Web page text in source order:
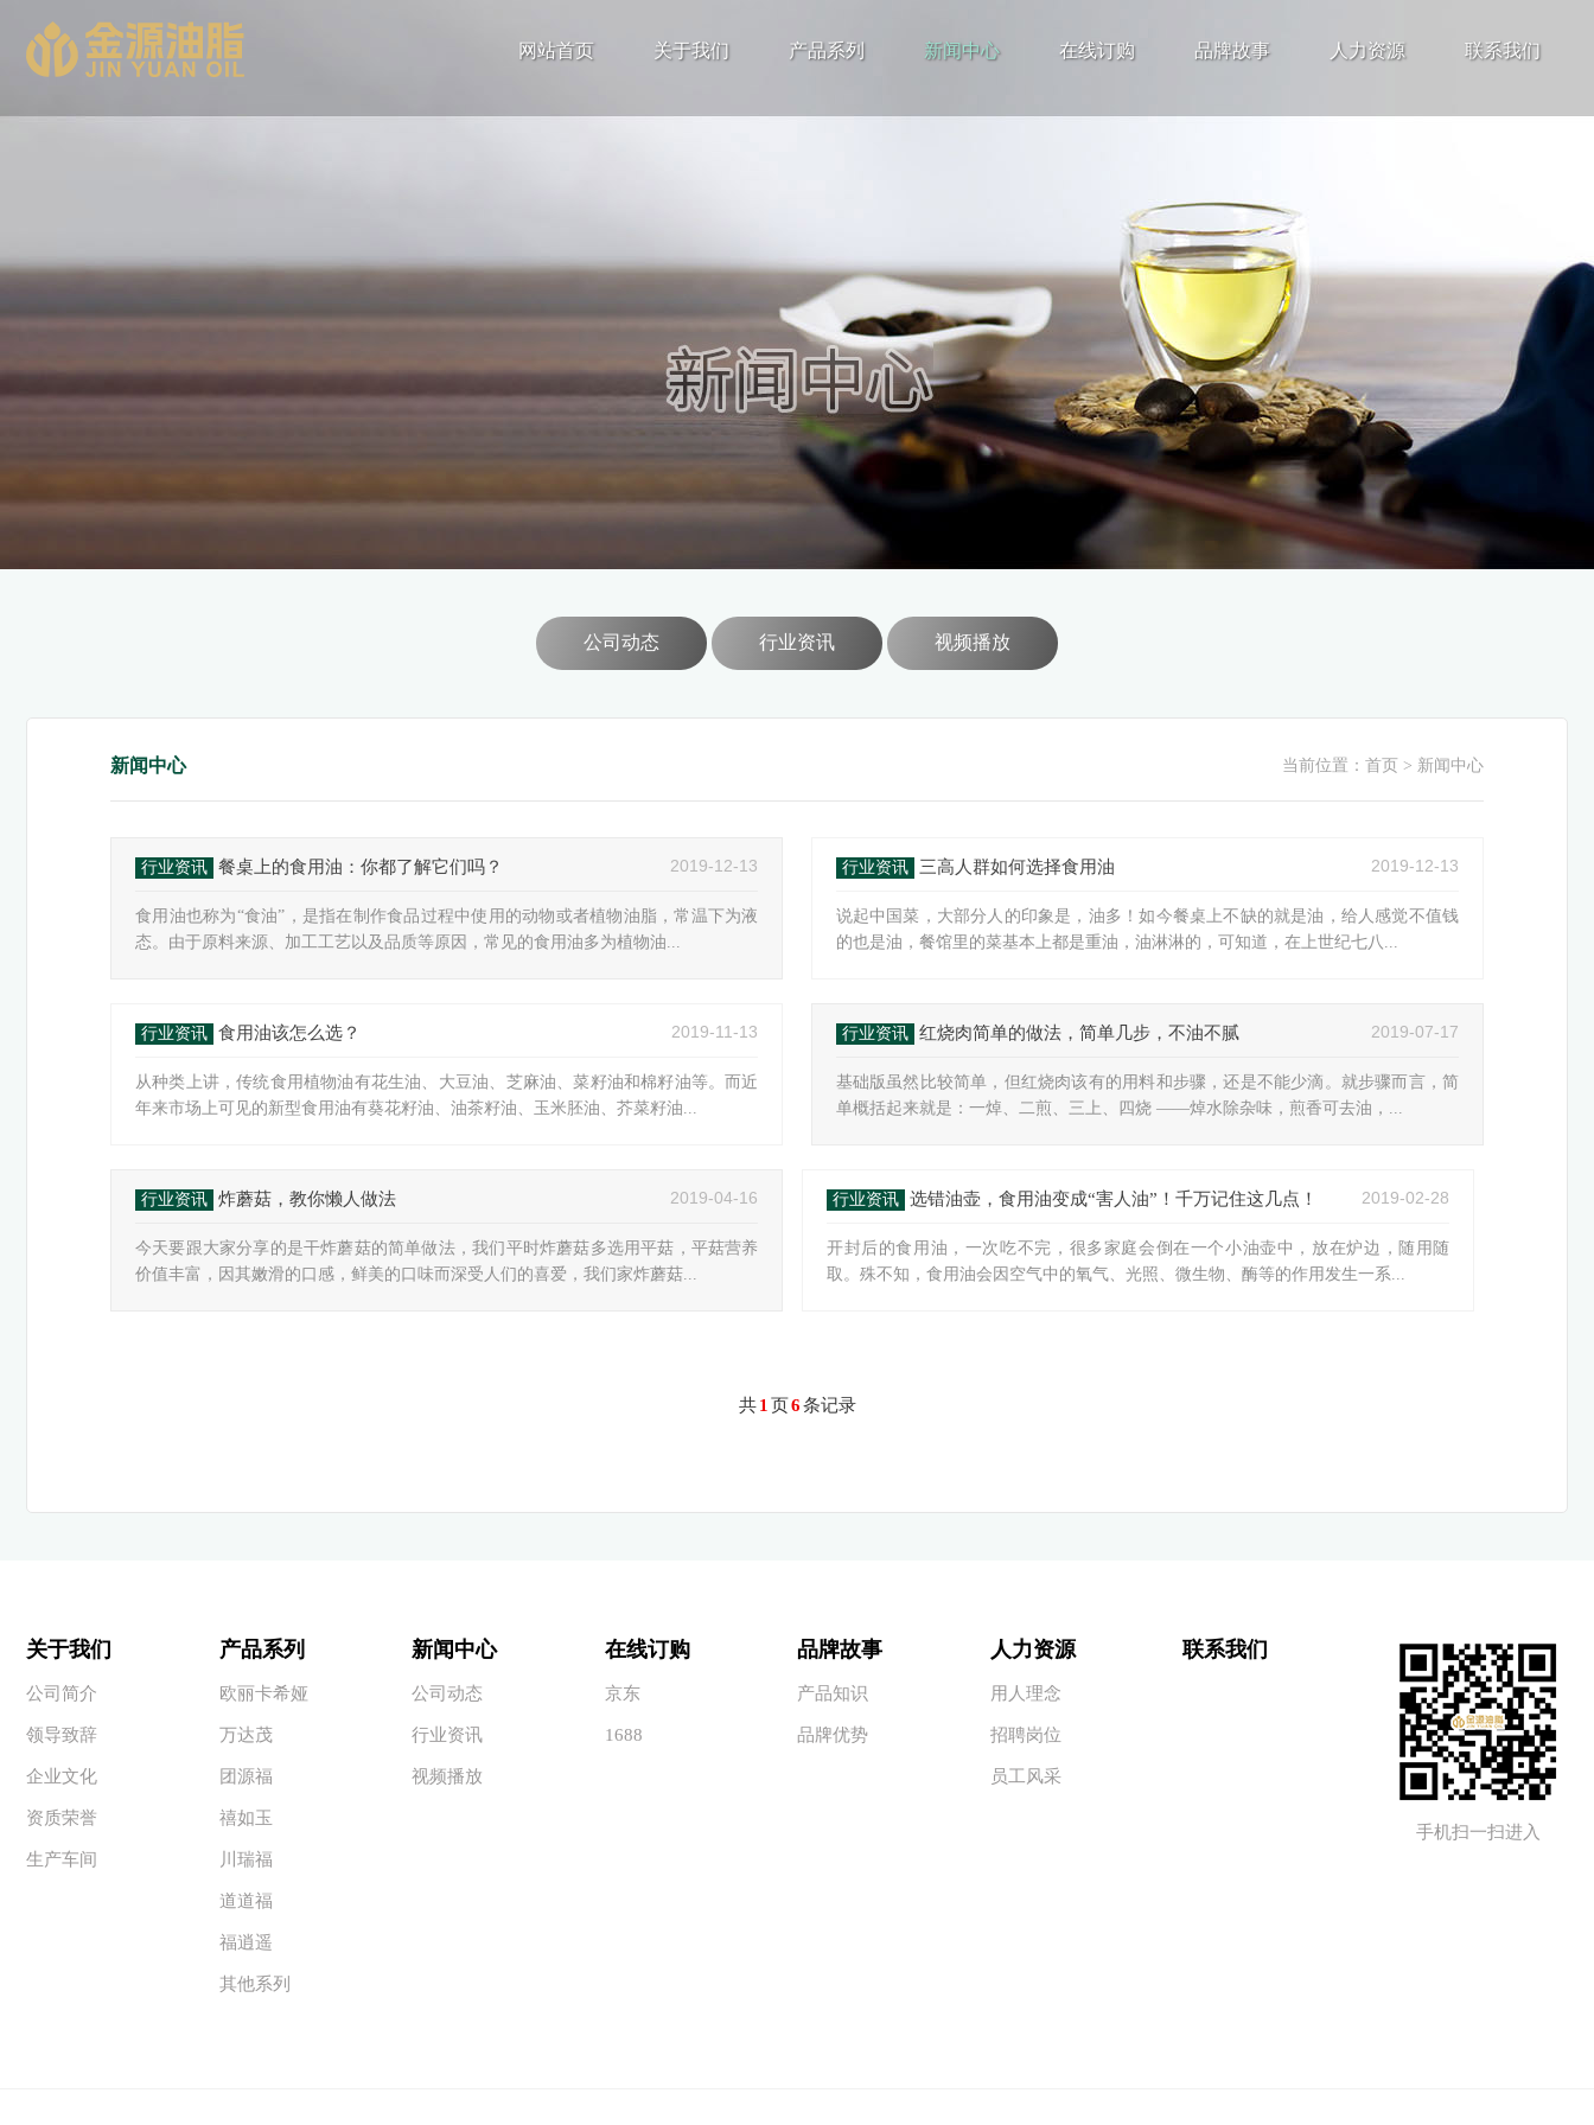
网站首页 关于我们 产品系列 新闻中心 在线订购 品牌故事 人力资源 联系我们
公司动态 行业资讯 视频播放
新闻中心 当前位置： 首页 > 新闻中心
行业资讯 餐桌上的食用油：你都了解它们吗？ 2019-12-13
食用油也称为“食油”，是指在制作食品过程中使用的动物或者植物油脂，常温下为液
态。由于原料来源、加工工艺以及品质等原因，常见的食用油多为植物油...
行业资讯 三高人群如何选择食用油 2019-12-13
说起中国菜，大部分人的印象是，油多！如今餐桌上不缺的就是油，给人感觉不值钱
的也是油，餐馆里的菜基本上都是重油，油淋淋的，可知道，在上世纪七八...
行业资讯 食用油该怎么选？ 2019-11-13
从种类上讲，传统食用植物油有花生油、大豆油、芝麻油、菜籽油和棉籽油等。而近
年来市场上可见的新型食用油有葵花籽油、油茶籽油、玉米胚油、芥菜籽油...
行业资讯 红烧肉简单的做法，简单几步，不油不腻 2019-07-17
基础版虽然比较简单，但红烧肉该有的用料和步骤，还是不能少滴。就步骤而言，简
单概括起来就是：一焯、二煎、三上、四烧 ——焯水除杂味，煎香可去油，...
行业资讯 炸蘑菇，教你懒人做法 2019-04-16
今天要跟大家分享的是干炸蘑菇的简单做法，我们平时炸蘑菇多选用平菇，平菇营养
价值丰富，因其嫩滑的口感，鲜美的口味而深受人们的喜爱，我们家炸蘑菇...
行业资讯 选错油壶，食用油变成“害人油”！千万记住这几点！ 2019-02-28
开封后的食用油，一次吃不完，很多家庭会倒在一个小油壶中，放在炉边，随用随
取。殊不知，食用油会因空气中的氧气、光照、微生物、酶等的作用发生一系...
共 1 页6条记录
关于我们
公司简介
领导致辞
企业文化
资质荣誉
生产车间
产品系列
欧丽卡希娅
万达茂
团源福
禧如玉
川瑞福
道道福
福逍遥
其他系列
新闻中心
公司动态
行业资讯
视频播放
在线订购
京东
1688
品牌故事
产品知识
品牌优势
人力资源
用人理念
招聘岗位
员工风采
联系我们
手机扫一扫进入